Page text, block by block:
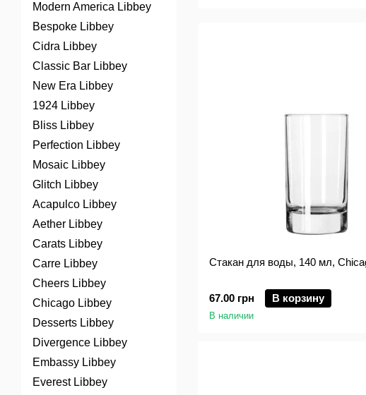
Стакан для воды, 140 мл,
67.00 грн В корзину
В наличии
Modern America Libbey
Bespoke Libbey
Cidra Libbey
Classic Bar Libbey
New Era Libbey
1924 Libbey
Bliss Libbey
Perfection Libbey
Mosaic Libbey
Glitch Libbey
Acapulco Libbey
Aether Libbey
Carats Libbey
Carre Libbey
Cheers Libbey
Chicago Libbey
Desserts Libbey
Divergence Libbey
Embassy Libbey
Everest Libbey